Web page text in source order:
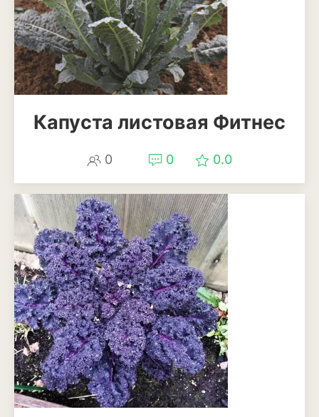
Эхинацея
Эшшольция
Зерновые культуры
Кукуруза
Ячмень
Комнатные растения
Аглаонема
Алоказия
Антуриум
Бегония
Глоксиния
Капуста листовая Фитнес
0 0 0.0